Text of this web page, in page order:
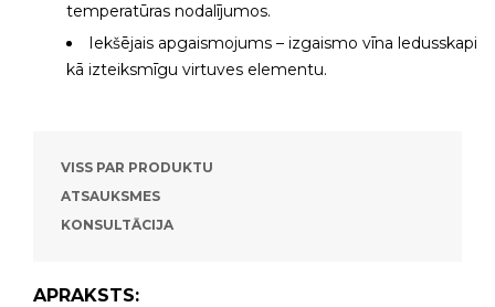
temperatūras nodalījumos.
Iekšējais apgaismojums – izgaismo vīna ledusskapi
kā izteiksmīgu virtuves elementu.
VISS PAR PRODUKTU
ATSAUKSMES
KONSULTĀCIJA
APRAKSTS: